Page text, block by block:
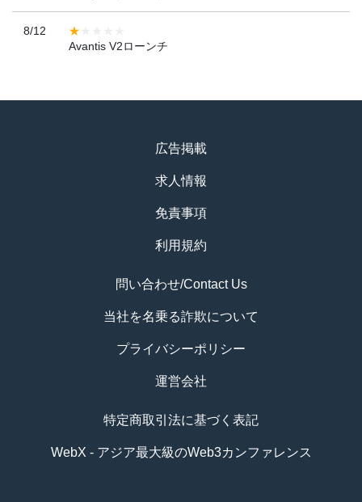
8/12
Avantis V2ローンチ
広告掲載
求人情報
免責事項
利用規約
問い合わせ/Contact Us
当社を名乗る詐欺について
プライバシーポリシー
運営会社
特定商取引法に基づく表記
WebX - アジア最大級のWeb3カンファレンス